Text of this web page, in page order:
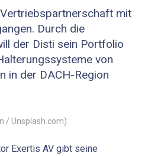
mit
Durch die
der Disti sein Portfolio
von
in der DACH-Region
/ Unsplash.com)
Exertis AV gibt seine